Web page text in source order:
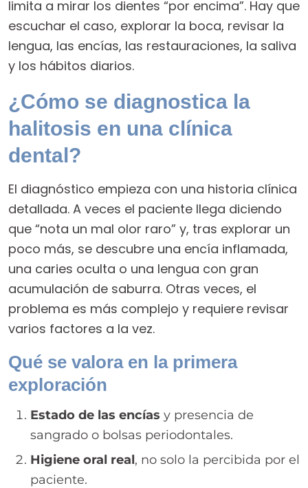
limita a mirar los dientes “por encima”. Hay que
escuchar el caso, explorar la boca, revisar la
lengua, las encías, las restauraciones, la saliva
y los hábitos diarios.
¿Cómo se diagnostica la
halitosis en una clínica
dental?
El diagnóstico empieza con una historia clínica
detallada. A veces el paciente llega diciendo
que “nota un mal olor raro” y, tras explorar un
poco más, se descubre una encía inflamada,
una caries oculta o una lengua con gran
acumulación de saburra. Otras veces, el
problema es más complejo y requiere revisar
varios factores a la vez.
Qué se valora en la primera
exploración
Estado de las encías y presencia de
sangrado o bolsas periodontales.
Higiene oral real, no solo la percibida por el
paciente.